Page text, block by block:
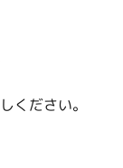
ください。